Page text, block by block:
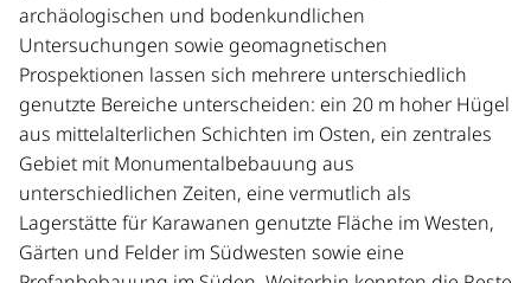
archäologischen und bodenkundlichen
Untersuchungen sowie geomagnetischen
Prospektionen lassen sich mehrere unterschiedlich
genutzte Bereiche unterscheiden: ein 20 m hoher Hügel
aus mittelalterlichen Schichten im Osten, ein zentrales
Gebiet mit Monumentalbebauung aus
unterschiedlichen Zeiten, eine vermutlich als
Lagerstätte für Karawanen genutzte Fläche im Westen,
Gärten und Felder im Südwesten sowie eine